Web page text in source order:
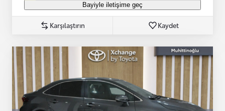
Bayiyle iletişime geç
Karşılaştırın Kaydet